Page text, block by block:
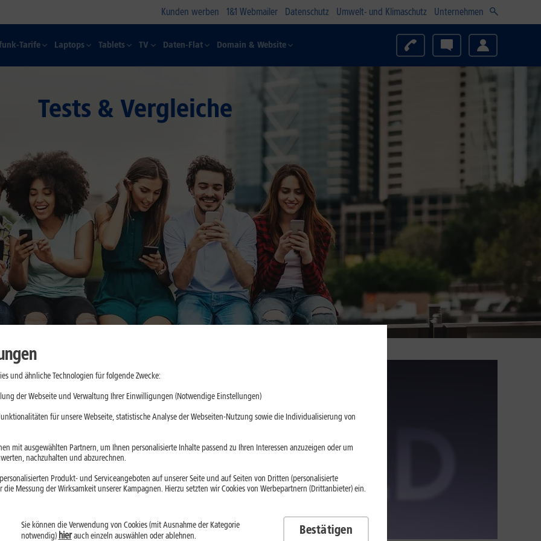
Kunden werben 1&1 Webmailer Datenschutz Umwelt- und Klimaschutz Unternehmen
Tarife Laptops Tablets TV Daten-Flat Domain & Website
Tests & Vergleiche
sich
hat
Akku: Das Galaxy
Vorgänger. Wir
Neuerungen im
und ähnliche Technologien für folgende Zwecke:
der Webseite und Verwaltung Ihrer Einwilligungen (Notwendige Einstellungen)
für unsere Webseite, statistische Analyse der Webseiten-Nutzung sowie die Individualisierung von
mit ausgewählten Partnern, um Ihnen personalisierte Inhalte passend zu Ihren Interessen anzuzeigen oder um
nachzuhalten und abzurechnen.
Produkt- und Serviceangeboten auf unserer Seite und auf Seiten von Dritten (personalisierte
Messung der Wirksamkeit unserer Kampagnen. Hierzu setzten wir Cookies von Werbepartnern (Drittanbieter) ein.
Sie können die Verwendung von Cookies (mit Ausnahme der Kategorie
notwendig) hierauch einzeln auswählen oder ablehnen. Bestätigen